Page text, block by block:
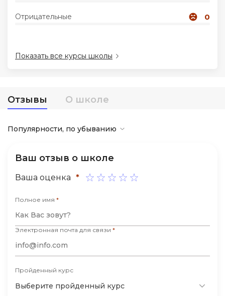
Отрицательные 0
Показать все курсы школы
Отзывы О школе
Популярности, по убыванию
Ваш отзыв о школе
Ваша оценка *
Полное имя *
Электронная почта для связи *
Пройденный курс
Выберите пройденный курс
Soft Skills
Акции и промокоды